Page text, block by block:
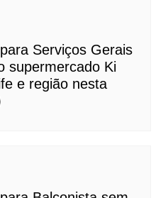
Serviços Gerais
supermercado Ki
e região nesta